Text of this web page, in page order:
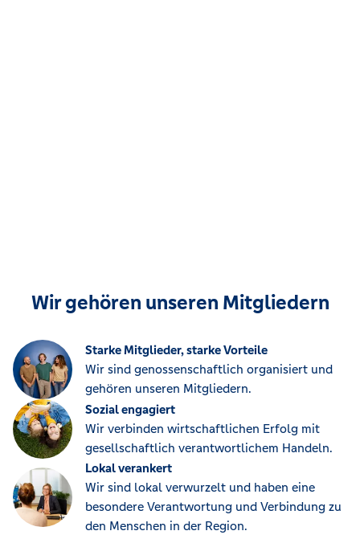
Wir gehören unseren Mitgliedern
Starke Mitglieder, starke Vorteile
Wir sind genossenschaftlich organisiert und
gehören unseren Mitgliedern.
Sozial engagiert
Wir verbinden wirtschaftlichen Erfolg mit
gesellschaftlich verantwortlichem Handeln.
Lokal verankert
Wir sind lokal verwurzelt und haben eine
besondere Verantwortung und Verbindung zu
den Menschen in der Region.